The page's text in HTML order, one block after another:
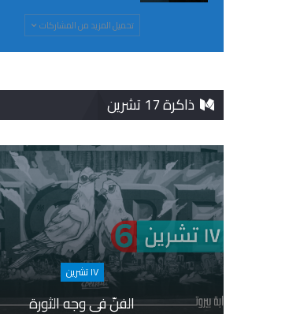
تحميل المزيد من المشاركات
ذاكرة 17 تشرين
١٧ تشرين
الفنّ في وجه الثورة